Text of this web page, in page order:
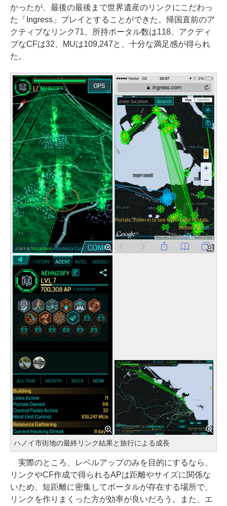
かったが、最後の最後まで世界遺産のリンクにこだわっ
た「Ingress」プレイとすることができた。帰国直前のア
クティブなリンク71、所持ポータル数は118、アクディ
ブなCFは32、MUは109,247と、十分な満足感が得られ
た。
ハノイ市街地の最終リンク結果と旅行による成長
実際のところ、レベルアップのみを目的にするなら、
リンクやCF作成で得られるAPは距離やサイズに関係な
いため、短距離に密集してポータルが存在する場所で、
リンクを作りまくった方が効率が良いだろう。また、エ